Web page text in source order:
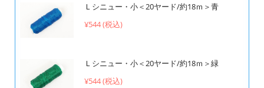
Ｌシニュー・小＜20ヤード/約18ｍ＞青
¥544 (税込)
Ｌシニュー・小＜20ヤード/約18ｍ＞緑
¥544 (税込)